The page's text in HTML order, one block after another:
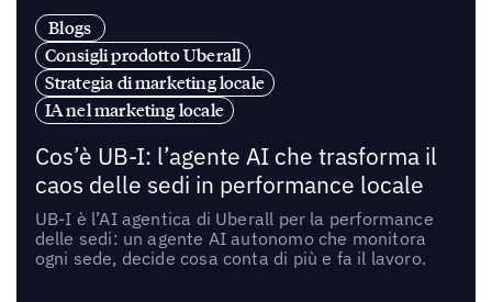
Blogs
Consigli prodotto Uberall
Strategia di marketing locale
IA nel marketing locale
Cos’è UB-I: l’agente AI che trasforma il
caos delle sedi in performance locale
UB-I è l’AI agentica di Uberall per la performance
delle sedi: un agente AI autonomo che monitora
ogni sede, decide cosa conta di più e fa il lavoro.